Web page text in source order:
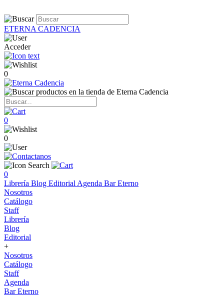
ETERNA CADENCIA
Acceder
0
0
0
0
Librería Blog Editorial Agenda Bar Eterno
Nosotros
Catálogo
Staff
Librería
Blog
Editorial
+
Nosotros
Catálogo
Staff
Agenda
Bar Eterno